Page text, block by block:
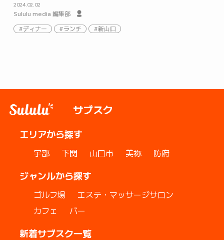
2024.02.02
Sululu media 編集部
ディナー
ランチ 新山口
サブスク
エリアから探す
宇部 下関 山口市 美祢 防府
ジャンルから探す
ゴルフ場
エステ・マッサージサロン
カフェ
バー
新着サブスク一覧